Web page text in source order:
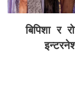
बिपिशा र